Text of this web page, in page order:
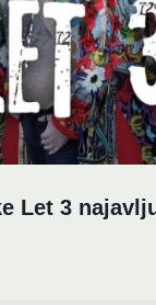
Let 3